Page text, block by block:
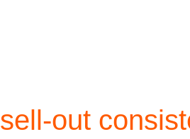
out